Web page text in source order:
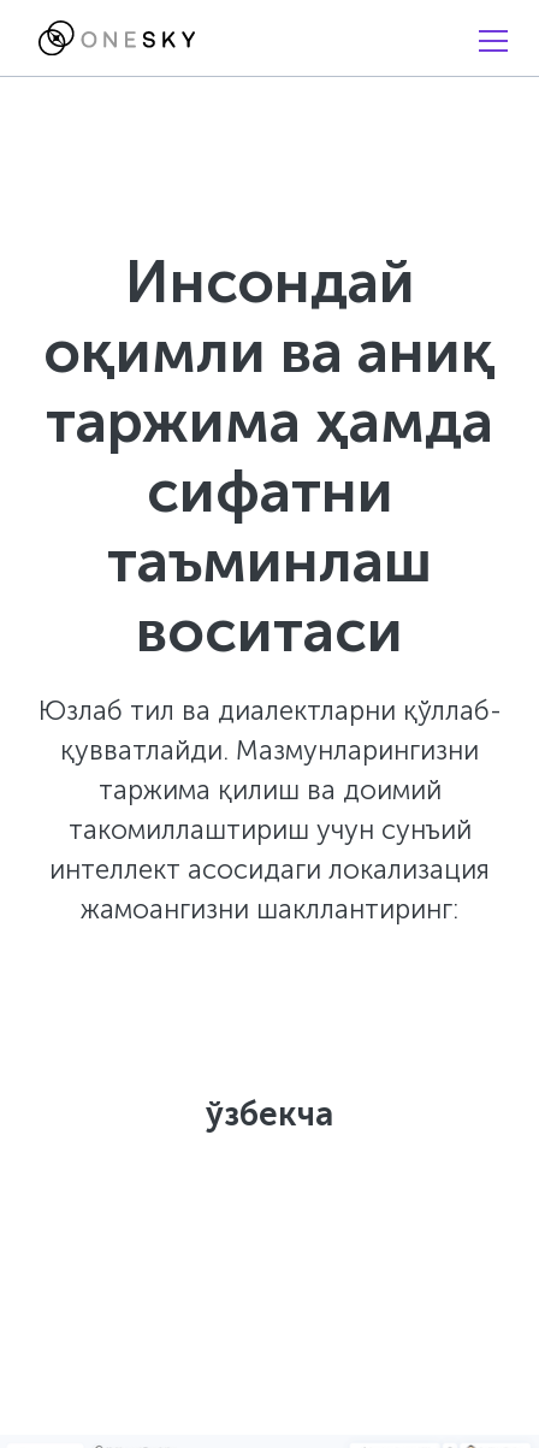
Инсондай
оқимли ва аниқ
таржима ҳамда
сифатни
таъминлаш
воситаси
Юзлаб тил ва диалектларни қўллаб-
қувватлайди. Мазмунларингизни
таржима қилиш ва доимий
такомиллаштириш учун сунъий
интеллект асосидаги локализация
жамоангизни шакллантиринг:
ўзбекча